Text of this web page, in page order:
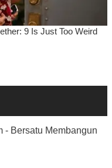
- Bersatu Membangun